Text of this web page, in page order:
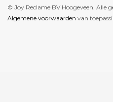
© Joy Reclame BV Hoogeveen. Alle
Algemene voorwaarden van